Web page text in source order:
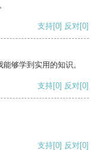
支持[0] 反对[0]
够学到实用的知识。
支持[0] 反对[0]
支持[0] 反对[0]